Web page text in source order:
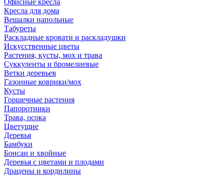
Офисные кресла
Кресла для дома
Вешалки напольные
Табуреты
Раскладные кровати и раскладушки
Искусственные цветы
Растения, кусты, мох и трава
Суккуленты и бромелиевые
Ветки деревьев
Газонные коврики/мох
Кусты
Горшечные растения
Папоротники
Трава, осока
Цветущие
Деревья
Бамбуки
Бонсаи и хвойные
Деревья с цветами и плодами
Драцены и кордилины